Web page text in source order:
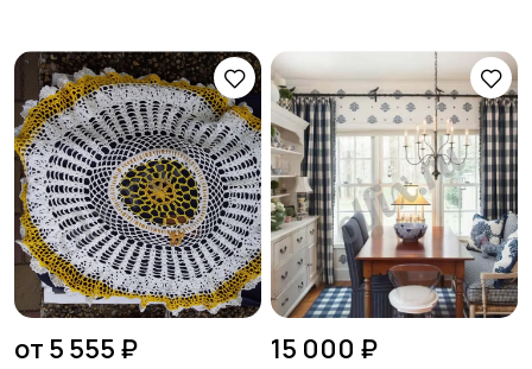
от 5 555 ₽ 15 000 ₽